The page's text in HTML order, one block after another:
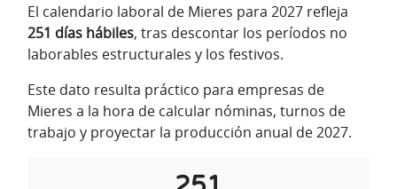
El calendario laboral de Mieres para 2027 refleja
251 días hábiles, tras descontar los períodos no
laborables estructurales y los festivos.
Este dato resulta práctico para empresas de
Mieres a la hora de calcular nóminas, turnos de
trabajo y proyectar la producción anual de 2027.